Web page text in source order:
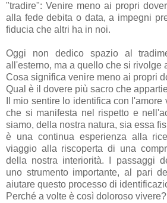
"tradire": Venire meno ai propri
alla fede debita o data, a impegni
fiducia che altri ha in noi.
Oggi non dedico spazio al
all'esterno, ma a quello che si rivolge
Cosa significa venire meno ai propri
Qual è il dovere più sacro che
Il mio sentire lo identifica con
che si manifesta nel rispetto e
siamo, della nostra natura, sia essa
è una continua esperienza alla
viaggio alla riscoperta di una
della nostra interiorità. I passaggi
uno strumento importante, al pari
aiutare questo processo di
Perché a volte è così doloroso vivere?